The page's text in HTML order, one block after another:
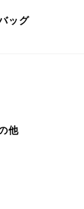
ッグ
他